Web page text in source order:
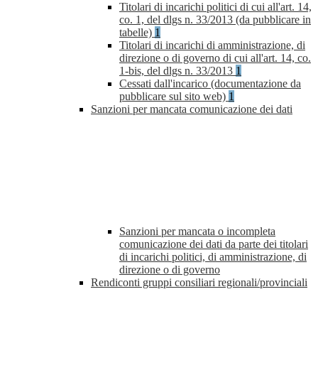
Titolari di incarichi politici di cui all'art. 14,
co. 1, del dlgs n. 33/2013 (da pubblicare in
tabelle) 1
Titolari di incarichi di amministrazione, di
direzione o di governo di cui all'art. 14, co.
1-bis, del dlgs n. 33/2013 1
Cessati dall'incarico (documentazione da
pubblicare sul sito web) 1
Sanzioni per mancata comunicazione dei dati
Sanzioni per mancata o incompleta
comunicazione dei dati da parte dei titolari
di incarichi politici, di amministrazione, di
direzione o di governo
Rendiconti gruppi consiliari regionali/provinciali